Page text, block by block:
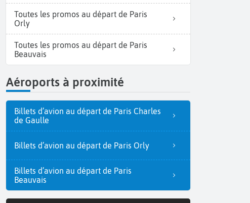
Toutes les promos au départ de Paris
Orly
Toutes les promos au départ de Paris
Beauvais
Aéroports à proximité
Billets d’avion au départ de Paris Charles
de Gaulle
Billets d’avion au départ de Paris Orly
Billets d’avion au départ de Paris
Beauvais